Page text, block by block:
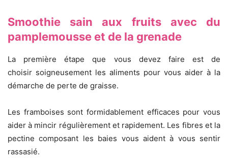
Smoothie sain aux fruits avec du
pamplemousse et de la grenade
La première étape que vous devez faire est de
choisir soigneusement les aliments pour vous aider à la
démarche de perte de graisse.
Les framboises sont formidablement efficaces pour vous
aider à mincir régulièrement et rapidement. Les fibres et la
pectine composant les baies vous aident à vous sentir
rassasié.